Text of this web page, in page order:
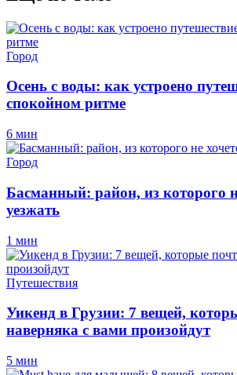
Город
Осень с воды: как устроено
спокойном ритме
6 мин
Город
Басманный: район, из которого
уезжать
1 мин
Путешествия
Уикенд в Грузии: 7 вещей,
наверняка с вами произойдут
5 мин